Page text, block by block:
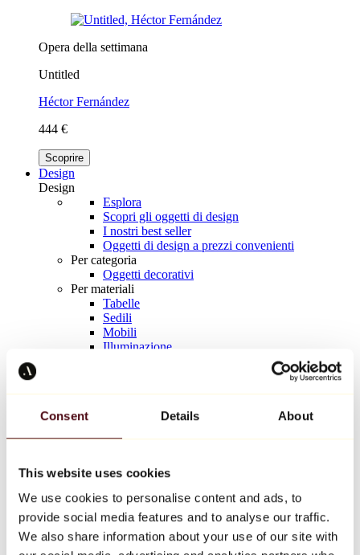
Consent Details About
This website uses cookies
We use cookies to personalise content and ads, to
provide social media features and to analyse our traffic.
We also share information about your use of our site with
Opera della settimana
Untitled
Héctor Fernández
444 €
Scoprire
Design
Design
Esplora
Scopri gli oggetti di design
I nostri best seller
Oggetti di design a prezzi convenienti
Per categoria
Oggetti decorativi
Per materiali
Tabelle
Sedili
Mobili
Illuminazione
Keith Haring
Tutti i designer
Opera della settimana